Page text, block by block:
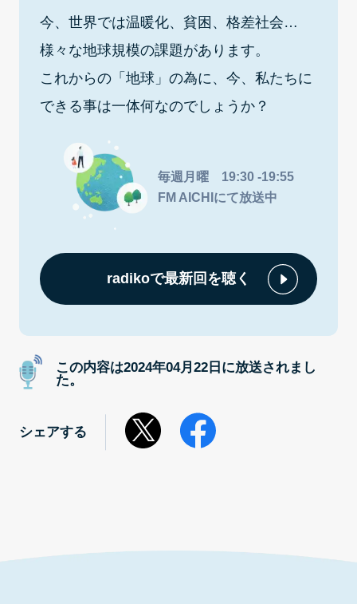
今、世界では温暖化、貧困、格差社会…
様々な地球規模の課題があります。
これからの「地球」の為に、今、私たちに
できる事は一体何なのでしょうか？
毎週月曜 19:30 -19:55
FM AICHIにて放送中
radikoで最新回を聴く
この内容は2024年04月22日に放送されまし
た。
シェアする